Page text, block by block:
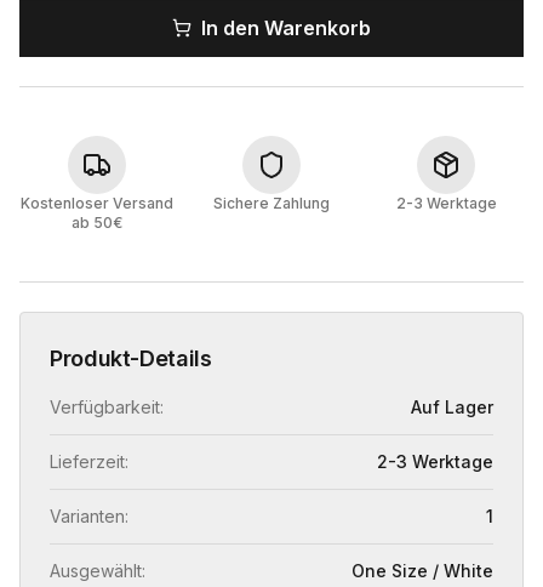
In den Warenkorb
Kostenloser Versand
ab 50€
Sichere Zahlung 2-3 Werktage
Produkt-Details
Verfügbarkeit: Auf Lager
Lieferzeit: 2-3 Werktage
Varianten: 1
Ausgewählt: One Size / White